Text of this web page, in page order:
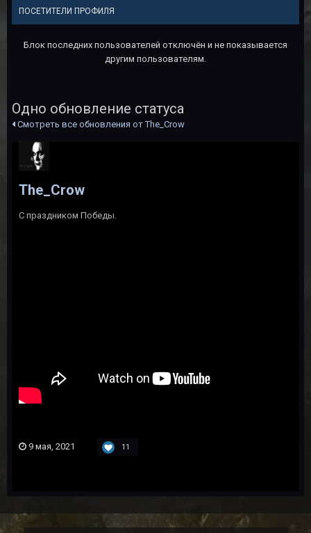
ПОСЕТИТЕЛИ ПРОФИЛЯ
Блок последних пользователей отключён и не показывается
другим пользователям.
Одно обновление статуса
Смотреть все обновления от The_Crow
The_Crow
С праздником Победы.
9 мая, 2021 11